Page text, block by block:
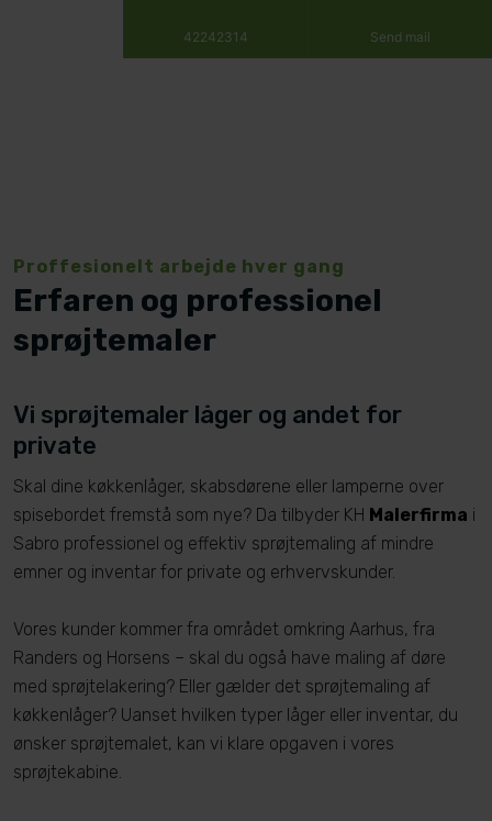
42242314 Send mail
Proffesionelt arbejde hver gang
Erfaren og professionel
sprøjtemaler
Vi sprøjtemaler låger og andet for
private
Skal dine køkkenlåger, skabsdørene eller lamperne over
spisebordet fremstå som nye? Da tilbyder KH Malerfirma i
Sabro professionel og effektiv sprøjtemaling af mindre
emner og inventar for private og erhvervskunder.
Vores kunder kommer fra området omkring Aarhus, fra
Randers og Horsens – skal du også have maling af døre
med sprøjtelakering? Eller gælder det sprøjtemaling af
køkkenlåger? Uanset hvilken typer låger eller inventar, du
ønsker sprøjtemalet, kan vi klare opgaven i vores
sprøjtekabine.